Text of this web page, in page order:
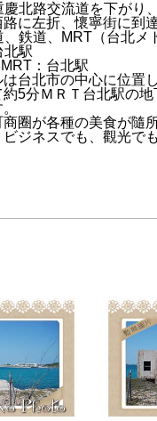
慶北路交流道を下がり
に左折、懷寧街に到達
、鉄道、MRT（台北メ
北駅
：台北駅
台北市の中心に位置
約5分ＭＲＴ台北駅の地
圈が各種の美食が隨
ジネスでも、觀光で